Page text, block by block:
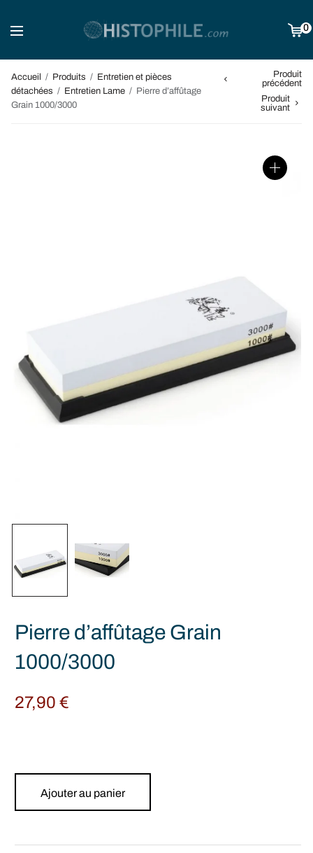
0
Accueil / Produits / Entretien et pièces
détachées / Entretien Lame / Pierre d’affûtage
Grain 1000/3000
Produit
précédent
Produit
suivant
Pierre d’affûtage Grain
1000/3000
27,90€
Ajouter au panier